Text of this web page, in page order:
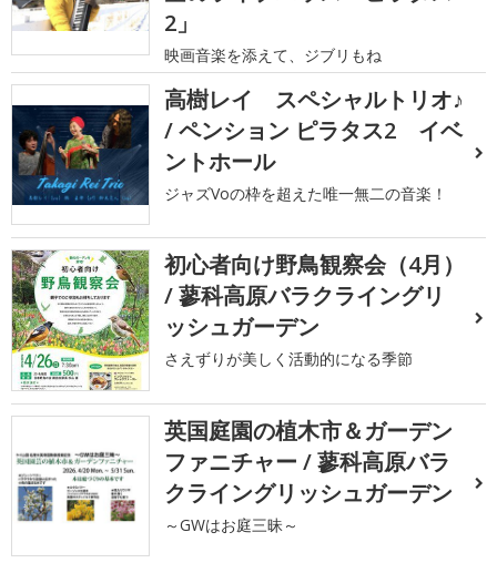
2」
映画音楽を添えて、ジブリもね
高樹レイ スペシャルトリオ♪
/ ペンション ピラタス2 イベ
ントホール
ジャズVoの枠を超えた唯一無二の音楽！
初心者向け野鳥観察会（4月）
/ 蓼科高原バラクライングリ
ッシュガーデン
さえずりが美しく活動的になる季節
英国庭園の植木市＆ガーデン
ファニチャー / 蓼科高原バラ
クライングリッシュガーデン
～GWはお庭三昧～